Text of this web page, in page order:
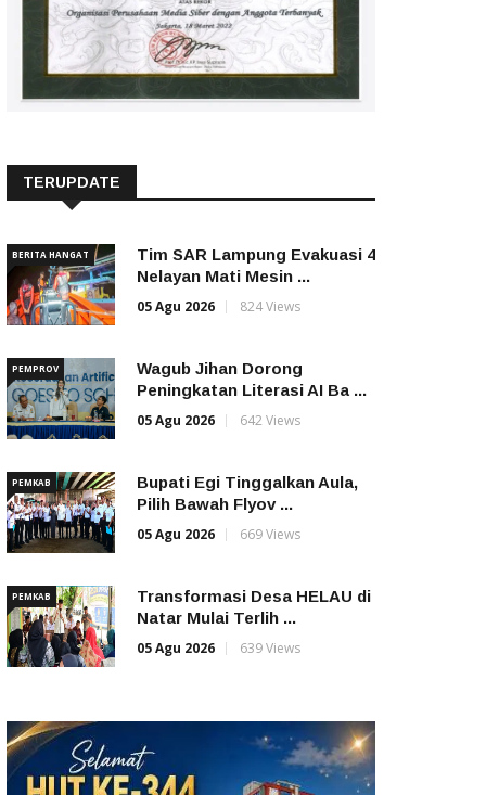
TERUPDATE
BERITA HANGAT
Tim SAR Lampung Evakuasi 4
Nelayan Mati Mesin ...
05 Agu 2026
824 Views
PEMPROV
Wagub Jihan Dorong
Peningkatan Literasi AI Ba ...
05 Agu 2026
642 Views
PEMKAB
Bupati Egi Tinggalkan Aula,
Pilih Bawah Flyov ...
05 Agu 2026
669 Views
PEMKAB
Transformasi Desa HELAU di
Natar Mulai Terlih ...
05 Agu 2026
639 Views